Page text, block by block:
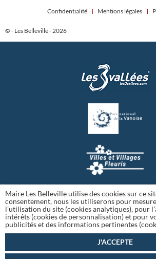
© - Les Belleville - 2026
Confidentialité Mentions légales
Maire Les Belleville utilise des cookies sur ce
consentement, nous les utiliserons pour
l'utilisation du site (cookies analytiques), pour
intérêts (cookies de personnalisation) et pour
publicités et des informations pertinentes
J'ACCEPTE